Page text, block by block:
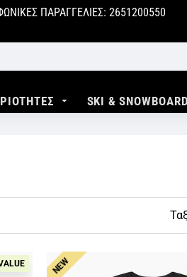
ΠΑΡΑΓΓΕΛΙΕΣ: 2651200550
SKI & SNOWBOARD
NEW